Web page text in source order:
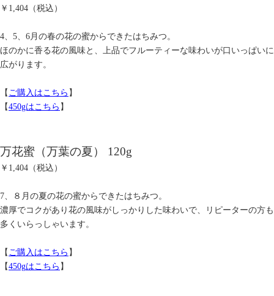
￥1,404（税込）
4、5、6月の春の花の蜜からできたはちみつ。
ほのかに香る花の風味と、上品でフルーティーな味わいが口いっぱいに
広がります。
【 ご購入はこちら 】
【450gはこちら 】
万花蜜（万葉の夏） 120g
￥1,404（税込）
7、８月の夏の花の蜜からできたはちみつ。
濃厚でコクがあり花の風味がしっかりした味わいで、リピーターの方も
多くいらっしゃいます。
【 ご購入はこちら 】
【450gはこちら 】